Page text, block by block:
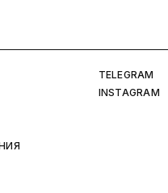
TELEGRAM
INSTAGRAM